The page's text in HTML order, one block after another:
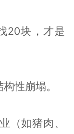
20块，才是
性崩塌。
（如猪肉、